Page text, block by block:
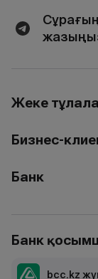
Жеке
Бизнес-
Банк
Банк
bcc.kz